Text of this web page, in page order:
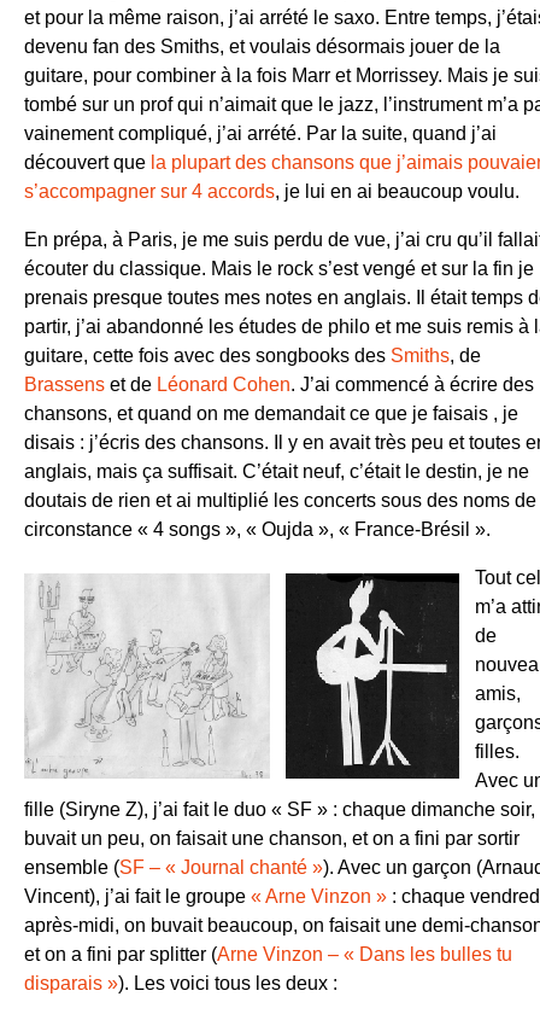
et pour la même raison, j’ai arrété le saxo. Entre temps,
devenu fan des Smiths, et voulais désormais jouer de la
guitare, pour combiner à la fois Marr et Morrissey. Mais je
tombé sur un prof qui n’aimait que le jazz, l’instrument m’a
vainement compliqué, j’ai arrété. Par la suite, quand j’ai
découvert que la plupart des chansons que j’aimais
s’accompagner sur 4 accords, je lui en ai beaucoup voulu.
En prépa, à Paris, je me suis perdu de vue, j’ai cru qu’il
écouter du classique. Mais le rock s’est vengé et sur la fin je
prenais presque toutes mes notes en anglais. Il était temps
partir, j’ai abandonné les études de philo et me suis remis à
guitare, cette fois avec des songbooks des Smiths, de
Brassens et de Léonard Cohen. J’ai commencé à écrire des
chansons, et quand on me demandait ce que je faisais , je
disais : j’écris des chansons. Il y en avait très peu et toutes
anglais, mais ça suffisait. C’était neuf, c’était le destin, je ne
doutais de rien et ai multiplié les concerts sous des noms de
circonstance « 4 songs », « Oujda », « France-Brésil ».
Tout
m’a
de
amis,
filles.
Avec
fille (Siryne Z), j’ai fait le duo « SF » : chaque dimanche soir,
buvait un peu, on faisait une chanson, et on a fini par sortir
ensemble (SF – « Journal chanté »). Avec un garçon
Vincent), j’ai fait le groupe « Arne Vinzon » : chaque
après-midi, on buvait beaucoup, on faisait une demi-
et on a fini par splitter (Arne Vinzon – « Dans les bulles tu
disparais »). Les voici tous les deux :